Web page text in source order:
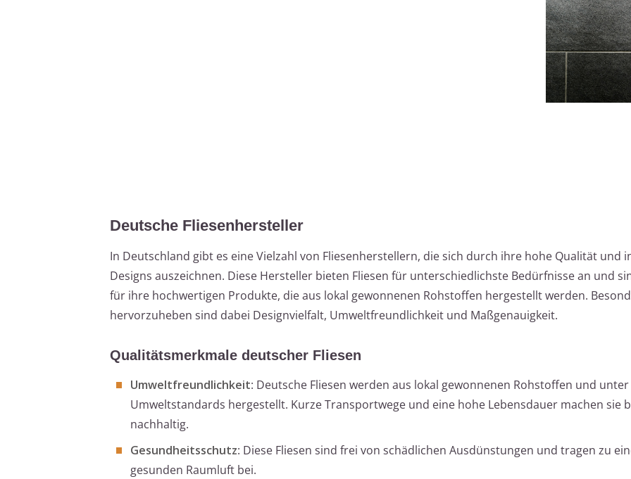
Deutsche Fliesenhersteller
In Deutschland gibt es eine Vielzahl von Fliesenherstellern, die sich durch ihre hohe Qualität und
Designs auszeichnen. Diese Hersteller bieten Fliesen für unterschiedlichste Bedürfnisse an und
für ihre hochwertigen Produkte, die aus lokal gewonnenen Rohstoffen hergestellt werden.
hervorzuheben sind dabei Designvielfalt, Umweltfreundlichkeit und Maßgenauigkeit.
Qualitätsmerkmale deutscher Fliesen
Umweltfreundlichkeit: Deutsche Fliesen werden aus lokal gewonnenen Rohstoffen und
Umweltstandards hergestellt. Kurze Transportwege und eine hohe Lebensdauer machen sie
nachhaltig.
Gesundheitsschutz: Diese Fliesen sind frei von schädlichen Ausdünstungen und tragen zu
gesunden Raumluft bei.